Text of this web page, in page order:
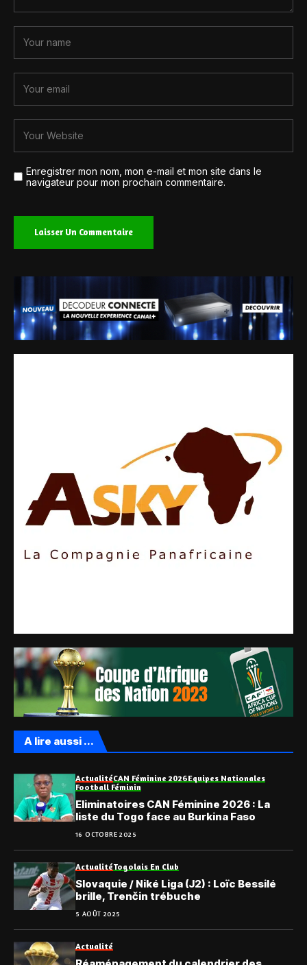
Enregistrer mon nom, mon e-mail et mon site dans le
navigateur pour mon prochain commentaire.
A lire aussi ...
ActualitéCAN Féminine 2026Equipes Nationales
Football Féminin
Eliminatoires CAN Féminine 2026 : La
liste du Togo face au Burkina Faso
16 OCTOBRE 2025
ActualitéTogolais En Club
Slovaquie / Niké Liga (J2) : Loïc Bessilé
brille, Trenčin trébuche
5 AOÛT 2025
Actualité